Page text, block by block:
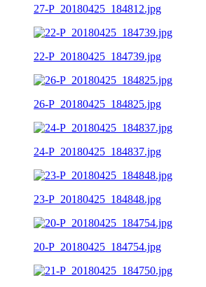
27-P_20180425_184812.jpg
22-P_20180425_184739.jpg
26-P_20180425_184825.jpg
24-P_20180425_184837.jpg
23-P_20180425_184848.jpg
20-P_20180425_184754.jpg